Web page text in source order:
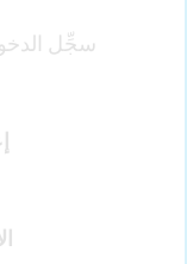
سجِّل